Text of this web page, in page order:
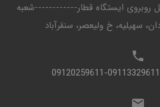
روبروی ایستگاه قطار------------شعبه